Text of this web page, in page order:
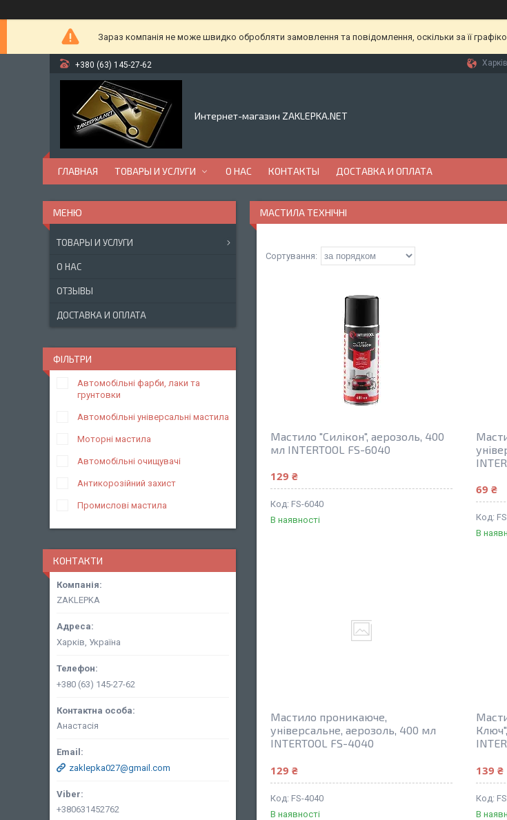
Зараз компанія не може швидко обробляти замовлення та повідомлення, оскільки за її
+380 (63) 145-27-62
Интернет-магазин ZAKLEPKA.NET
ГЛАВНАЯ ТОВАРЫ И УСЛУГИ О НАС КОНТАКТЫ ДОСТАВКА И ОПЛАТА
МАСТИЛА ТЕХНІЧНІ
Мастило "Силікон", аерозоль, 400
мл INTERTOOL FS-6040
129 ₴
FS-6040
В наявності
69 ₴
В
Мастило проникаюче,
універсальне, аерозоль, 400 мл
INTERTOOL FS-4040
129 ₴
FS-4040
В наявності
139 ₴
В
ТОВАРЫ И УСЛУГИ
О НАС
ОТЗЫВЫ
ДОСТАВКА И ОПЛАТА
ФІЛЬТРИ
Автомобільні фарби, лаки та
грунтовки
Автомобільні універсальні мастила
Моторні мастила
Автомобільні очищувачі
Антикорозійний захист
Промислові мастила
КОНТАКТИ
ZAKLEPKA
Харків, Україна
+380 (63) 145-27-62
Анастасія
zaklepka027@gmail.com
+380631452762